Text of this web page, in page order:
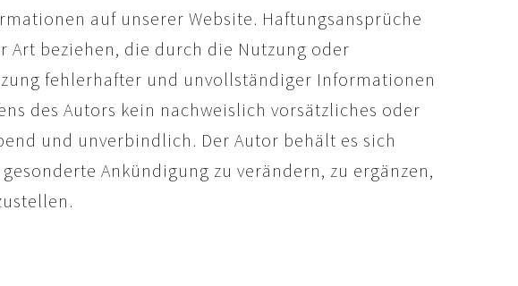
auf unserer Website. Haftungsansprüche
Art beziehen, die durch die Nutzung oder
fehlerhafter und unvollständiger Informationen
des Autors kein nachweislich vorsätzliches oder
und unverbindlich. Der Autor behält es sich
Ankündigung zu verändern, zu ergänzen,